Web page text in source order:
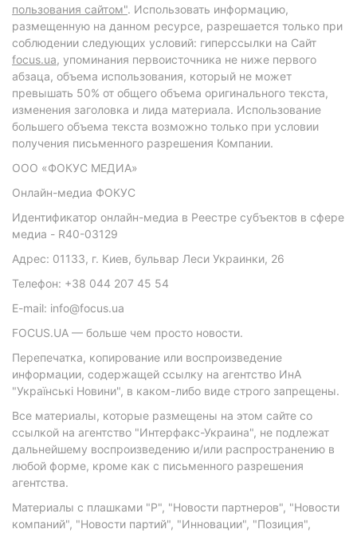
пользования сайтом". Использовать информацию,
размещенную на данном ресурсе, разрешается только при
соблюдении следующих условий: гиперссылки на Сайт
focus.ua, упоминания первоисточника не ниже первого
абзаца, объема использования, который не может
превышать 50% от общего объема оригинального текста,
изменения заголовка и лида материала. Использование
большего объема текста возможно только при условии
получения письменного разрешения Компании.
ООО «ФОКУС МЕДИА»
Онлайн-медиа ФОКУС
Идентификатор онлайн-медиа в Реестре субъектов в сфере
медиа - R40-03129
Адрес: 01133, г. Киев, бульвар Леси Украинки, 26
Телефон: +38 044 207 45 54
E-mail: info@focus.ua
FOCUS.UA — больше чем просто новости.
Перепечатка, копирование или воспроизведение
информации, содержащей ссылку на агентство ИнА
"Українські Новини", в каком-либо виде строго запрещены.
Все материалы, которые размещены на этом сайте со
ссылкой на агентство "Интерфакс-Украина", не подлежат
дальнейшему воспроизведению и/или распространению в
любой форме, кроме как с письменного разрешения
агентства.
Материалы с плашками "Р", "Новости партнеров", "Новости
компаний", "Новости партий", "Инновации", "Позиция",